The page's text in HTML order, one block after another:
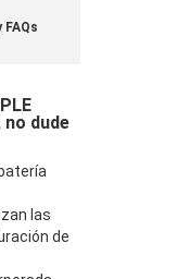
FAQs
no dude
las
de